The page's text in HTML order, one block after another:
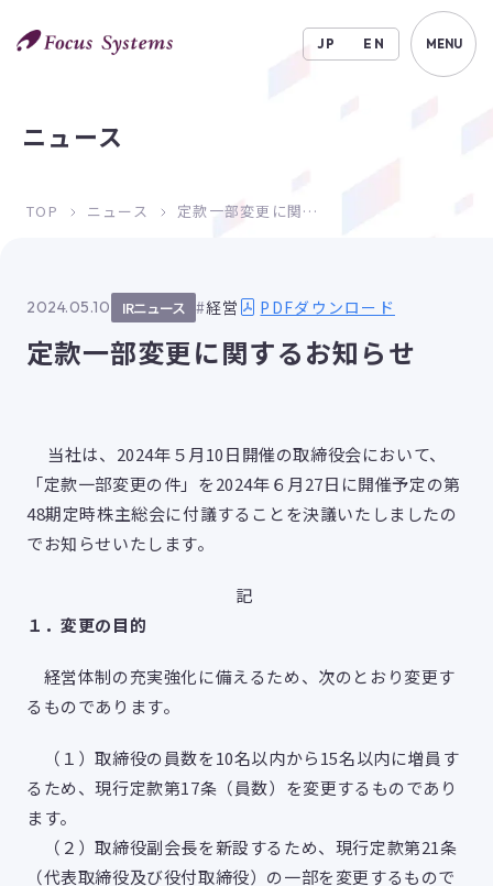
JP EN MENU
ニュース
TOP ニュース 定款一部変更に関するお知らせ
2024.05.10 IRニュース 経営 PDFダウンロード
定款一部変更に関するお知らせ
当社は、2024年５月10日開催の取締役会において、
「定款一部変更の件」を2024年６月27日に開催予定の第
48期定時株主総会に付議することを決議いたしましたの
でお知らせいたします。
記
１．変更の目的
経営体制の充実強化に備えるため、次のとおり変更す
るものであります。
（１）取締役の員数を10名以内から15名以内に増員す
るため、現行定款第17条（員数）を変更するものであり
ます。
（２）取締役副会長を新設するため、現行定款第21条
（代表取締役及び役付取締役）の一部を変更するもので